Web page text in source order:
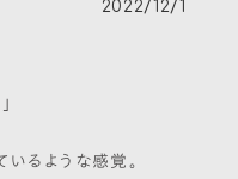
2022/12/1
るような感覚。